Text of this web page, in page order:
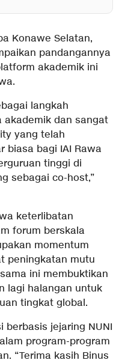
Konawe Selatan,
pandangannya
akademik ini
langkah
dan sangat
yang telah
biasa bagi IAI Rawa
tinggi di
sebagai co-host,”
keterlibatan
forum berskala
momentum
peningkatan mutu
ini membuktikan
lagi halangan untuk
tingkat global.
berbasis jejaring NUNI
program-program
“Terima kasih Binus